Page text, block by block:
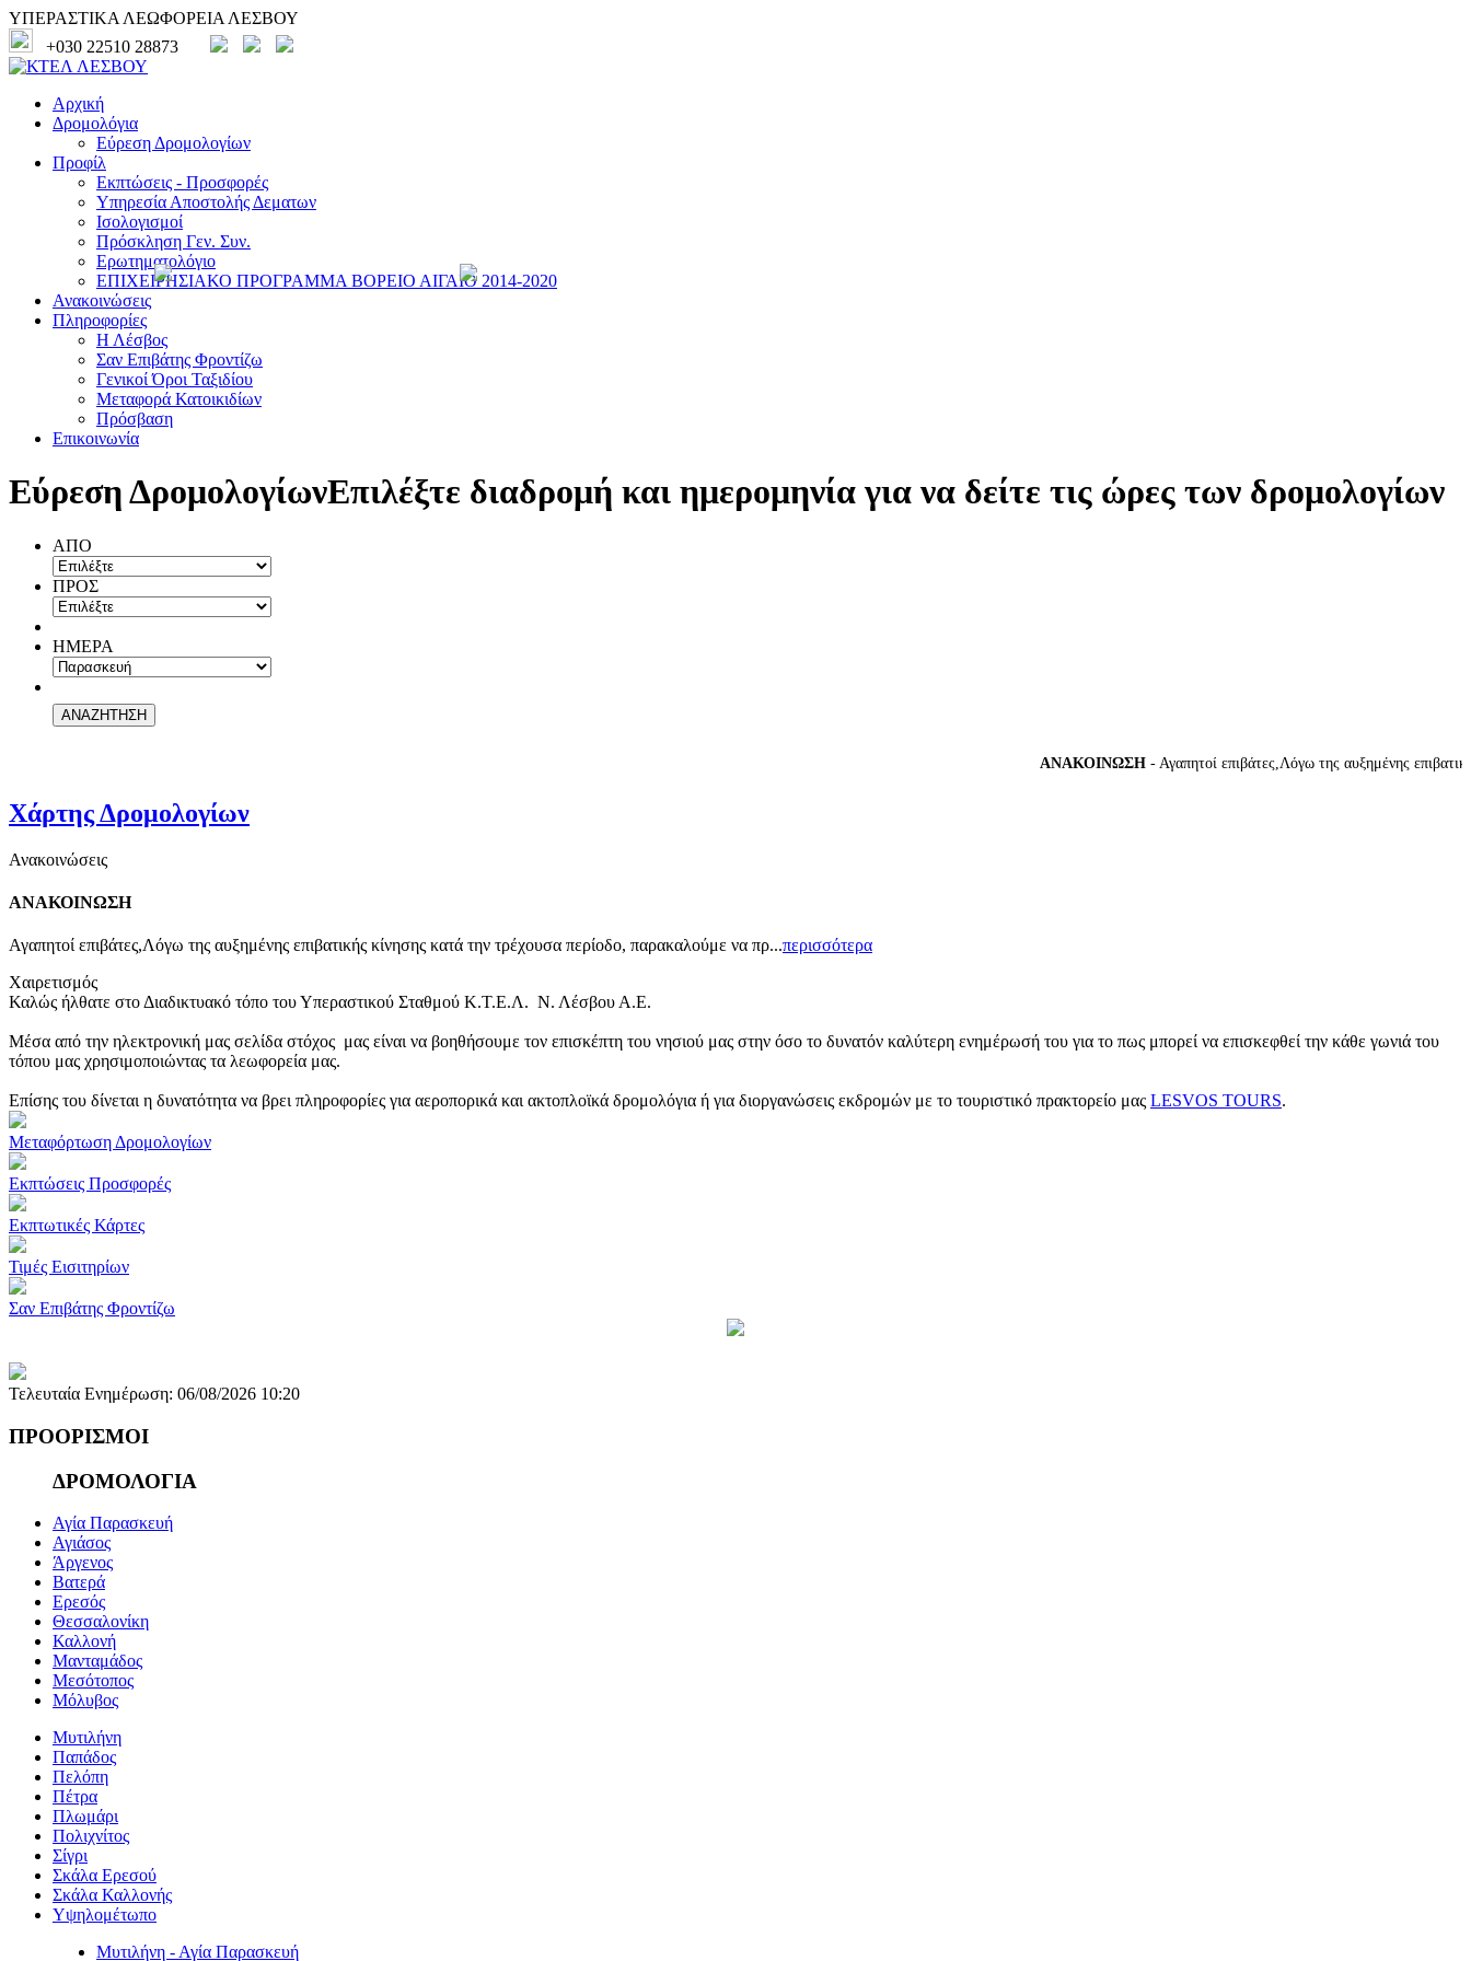
ΥΠΕΡΑΣΤΙΚΑ ΛΕΩΦΟΡΕΙΑ ΛΕΣΒΟΥ
+030 22510 28873
Αρχική
Δρομολόγια
Εύρεση Δρομολογίων
Προφίλ
Εκπτώσεις - Προσφορές
Υπηρεσία Αποστολής Δεματων
Ισολογισμοί
Πρόσκληση Γεν. Συν.
Ερωτηματολόγιο
ΕΠΙΧΕΙΡΗΣΙΑΚΟ ΠΡΟΓΡΑΜΜΑ ΒΟΡΕΙΟ ΑΙΓΑΙΟ 2014-2020
Ανακοινώσεις
Πληροφορίες
Η Λέσβος
Σαν Επιβάτης Φροντίζω
Γενικοί Όροι Ταξιδίου
Μεταφορά Κατοικιδίων
Πρόσβαση
Επικοινωνία
Εύρεση ΔρομολογίωνΕπιλέξτε διαδρομή και ημερομηνία για να δείτε τις ώρες των δρομολογίων
ΑΠΟ
ΠΡΟΣ
ΗΜΕΡΑ
ΑΝΑΚΟΙΝΩΣΗ- Αγαπητοί επιβάτες,Λόγω της αυξημένης
Χάρτης Δρομολογίων
Ανακοινώσεις
ΑΝΑΚΟΙΝΩΣΗ
Αγαπητοί επιβάτες,Λόγω της αυξημένης επιβατικής κίνησης κατά την τρέχουσα περίοδο, παρακαλούμε να πρ...περισσότερα
Χαιρετισμός
Καλώς ήλθατε στο Διαδικτυακό τόπο του Υπεραστικού Σταθμού Κ.Τ.Ε.Λ. Ν. Λέσβου Α.Ε.
Μέσα από την ηλεκτρονική μας σελίδα στόχος μας είναι να βοηθήσουμε τον επισκέπτη του νησιού μας στην όσο το δυνατόν καλύτερη ενημέρωσή του για το πως μπορεί να επισκεφθεί την κάθε γωνιά του
τόπου μας χρησιμοποιώντας τα λεωφορεία μας.
Επίσης του δίνεται η δυνατότητα να βρει πληροφορίες για αεροπορικά και ακτοπλοϊκά δρομολόγια ή για διοργανώσεις εκδρομών με το τουριστικό πρακτορείο μας LESVOS TOURS.
Μεταφόρτωση Δρομολογίων
Εκπτώσεις Προσφορές
Εκπτωτικές Κάρτες
Τιμές Εισιτηρίων
Σαν Επιβάτης Φροντίζω
Τελευταία Ενημέρωση: 06/08/2026 10:20
ΠΡΟΟΡΙΣΜΟΙ
ΔΡΟΜΟΛΟΓΙΑ
Αγία Παρασκευή
Αγιάσος
Άργενος
Βατερά
Ερεσός
Θεσσαλονίκη
Καλλονή
Μανταμάδος
Μεσότοπος
Μόλυβος
Μυτιλήνη
Παπάδος
Πελόπη
Πέτρα
Πλωμάρι
Πολιχνίτος
Σίγρι
Σκάλα Ερεσού
Σκάλα Καλλονής
Υψηλομέτωπο
Μυτιλήνη - Αγία Παρασκευή